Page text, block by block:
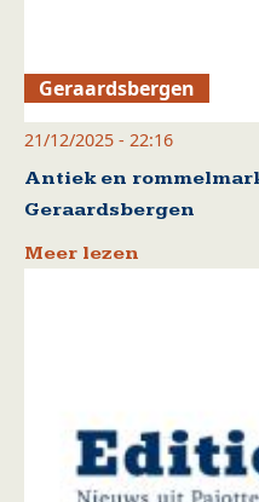
Geraardsbergen
21/12/2025 - 22:16
Antiek en
Geraardsbergen
Meer lezen